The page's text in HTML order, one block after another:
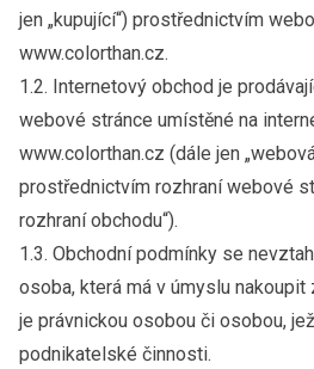
jen „kupující“) prostřednictvím
www.colorthan.cz.
1.2. Internetový obchod je
webové stránce umístěné na
www.colorthan.cz (dále jen
prostřednictvím rozhraní webové
rozhraní obchodu“).
1.3. Obchodní podmínky se
osoba, která má v úmyslu
je právnickou osobou či osobou,
podnikatelské činnosti.